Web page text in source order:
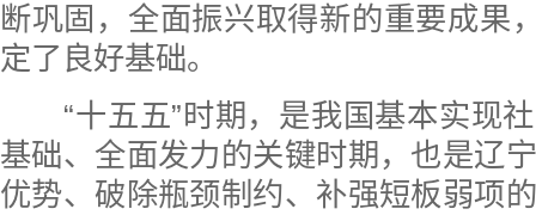
断巩固，全面振兴取得新的重要成果
定了良好基础。
“十五五”时期，是我国基本实现社
基础、全面发力的关键时期，也是辽
优势、破除瓶颈制约、补强短板弱项